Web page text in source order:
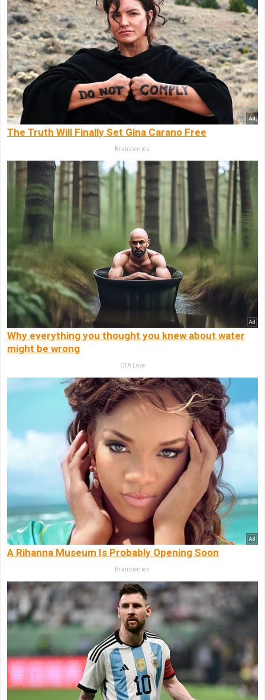
The Truth Will Finally Set Gina Carano Free
Brainberries
Why everything you thought you knew about water
might be wrong
CTA Love
A Rihanna Museum Is Probably Opening Soon
Brainberries